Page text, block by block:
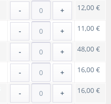
- + 12,00 €
- + 11,00 €
- + 48,00 €
- + 16,00 €
- + 16,00 €